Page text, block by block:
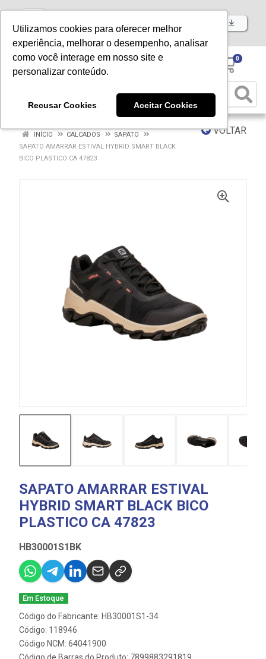
Utilizamos cookies para oferecer melhor
experiência, melhorar o desempenho, analisar
como você interage em nosso site e
personalizar conteúdo.
Recusar Cookies Aceitar Cookies
Baixe já nosso APP
0
VOLTAR
INÍCIO CALCADOS
SAPATO
SAPATO AMARRAR ESTIVAL HYBRID SMART BLACK
BICO PLASTICO CA 47823
SAPATO AMARRAR ESTIVAL
HYBRID SMART BLACK BICO
PLASTICO CA 47823
HB30001S1BK
Em Estoque
Código do Fabricante: HB30001S1-34
Código: 118946
Código NCM: 64041900